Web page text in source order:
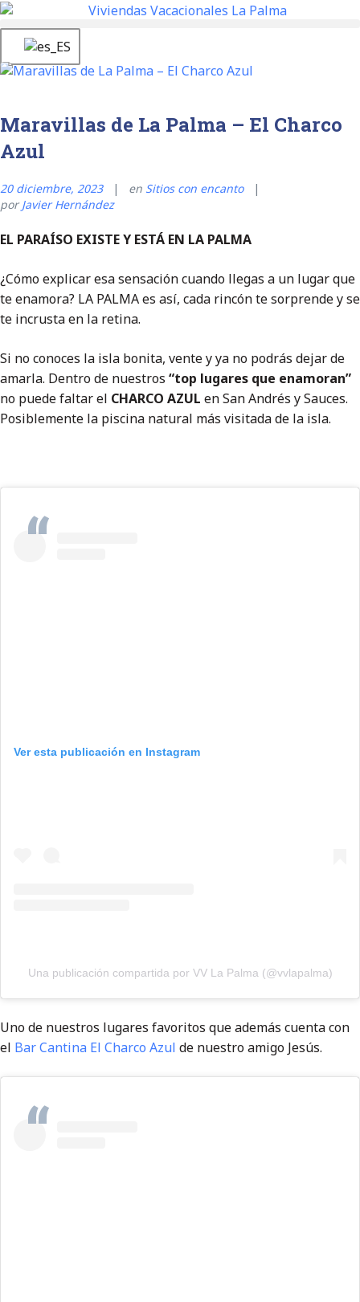
Maravillas de La Palma – El Charco
Azul
20 diciembre, 2023 en Sitios con encanto
porJavier Hernández
EL PARAÍSO EXISTE Y ESTÁ EN LA PALMA
¿Cómo explicar esa sensación cuando llegas a un lugar que
te enamora? LA PALMA es así, cada rincón te sorprende y se
te incrusta en la retina.
Si no conoces la isla bonita, vente y ya no podrás dejar de
amarla. Dentro de nuestros “top lugares que enamoran”
no puede faltar el CHARCO AZUL en San Andrés y Sauces.
Posiblemente la piscina natural más visitada de la isla.
Ver esta publicación en Instagram
Una publicación compartida por VV La Palma (@vvlapalma)
Uno de nuestros lugares favoritos que además cuenta con
el Bar Cantina El Charco Azul de nuestro amigo Jesús.